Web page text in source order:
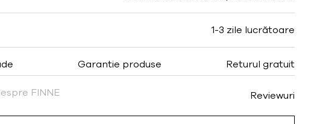
1-3 zile lucrătoare
Garantie produse Returul gratuit
FINNE Reviewuri